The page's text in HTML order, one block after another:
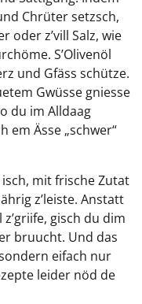
Chrüter setzsch,
oder z’vill Salz, wie
S’Olivenöl
und Gfäss schütze.
Gwüsse gniesse
du im Alldaag
em Ässe „schwer“
isch, mit frische Zutat
z’leiste. Anstatt
gisch du dim
bruucht. Und das
eifach nur
leider nöd de